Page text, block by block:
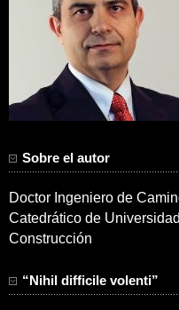
Sobre el autor
Doctor Ingeniero de
Catedrático de
Construcción
“Nihil difficile volenti”